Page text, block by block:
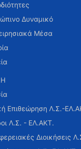
Δυναμικό
Μέσα
Επιθεώρηση Λ.Σ.-
Λ.Σ. - ΕΛ.ΑΚΤ.
Διοικήσεις